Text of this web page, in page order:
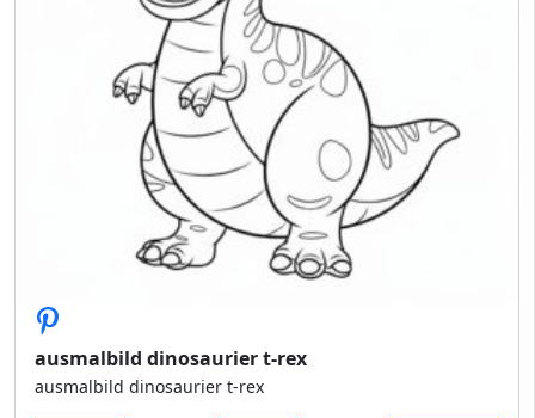
ausmalbild dinosaurier t-rex
ausmalbild dinosaurier t-rex